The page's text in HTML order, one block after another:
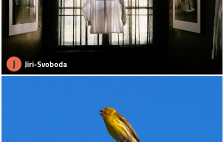
J Jiri-Svoboda